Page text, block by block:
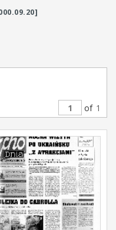
of 1